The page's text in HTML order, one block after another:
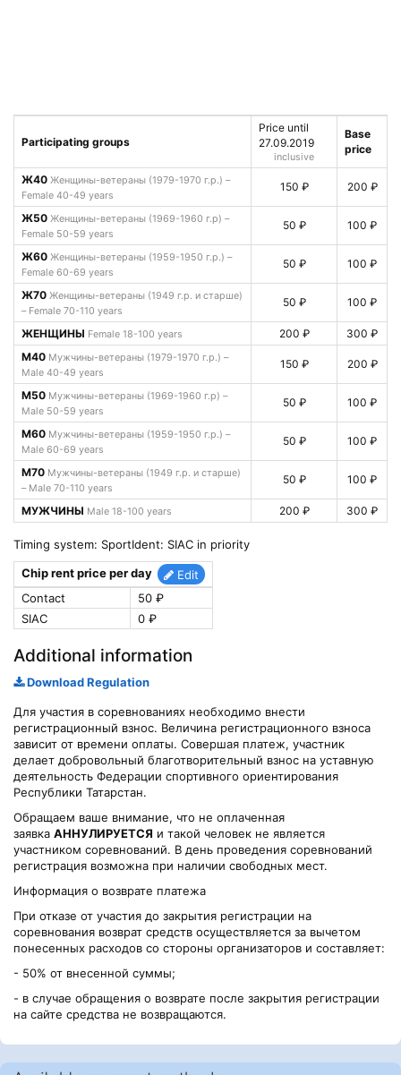
Participating groups
Price until
27.09.2019
inclusive
Base
price
Ж40 Женщины-ветераны (1979-1970 г.р.) –
Female 40-49 years
150 ₽ 200 ₽
Ж50 Женщины-ветераны (1969-1960 г.р) –
Female 50-59 years
50 ₽ 100 ₽
Ж60 Женщины-ветераны (1959-1950 г.р.) –
Female 60-69 years
50 ₽ 100 ₽
Ж70 Женщины-ветераны (1949 г.р. и старше)
– Female 70-110 years
50 ₽ 100 ₽
ЖЕНЩИНЫ Female 18-100 years 200 ₽
300 ₽
М40 Мужчины-ветераны (1979-1970 г.р.) –
Male 40-49 years
150 ₽ 200 ₽
М50 Мужчины-ветераны (1969-1960 г.р) –
Male 50-59 years
50 ₽ 100 ₽
М60 Мужчины-ветераны (1959-1950 г.р.) –
Male 60-69 years
50 ₽ 100 ₽
М70 Мужчины-ветераны (1949 г.р. и старше)
– Male 70-110 years
50 ₽ 100 ₽
МУЖЧИНЫ Male 18-100 years 200 ₽ 300 ₽
Timing system: SportIdent: SIAC in priority
Chip rent price per day
Edit
Contact
50 ₽
SIAC
0 ₽
Additional information
Download Regulation
Для участия в соревнованиях необходимо внести
регистрационный взнос. Величина регистрационного взноса
зависит от времени оплаты. Совершая платеж, участник
делает добровольный благотворительный взнос на уставную
деятельность Федерации спортивного ориентирования
Республики Татарстан.
Обращаем ваше внимание, что не оплаченная
заявка АННУЛИРУЕТСЯ и такой человек не является
участником соревнований. В день проведения соревнований
регистрация возможна при наличии свободных мест.
Информация о возврате платежа
При отказе от участия до закрытия регистрации на
соревнования возврат средств осуществляется за вычетом
понесенных расходов со стороны организаторов и составляет:
- 50% от внесенной суммы;
- в случае обращения о возврате после закрытия регистрации
на сайте средства не возвращаются.